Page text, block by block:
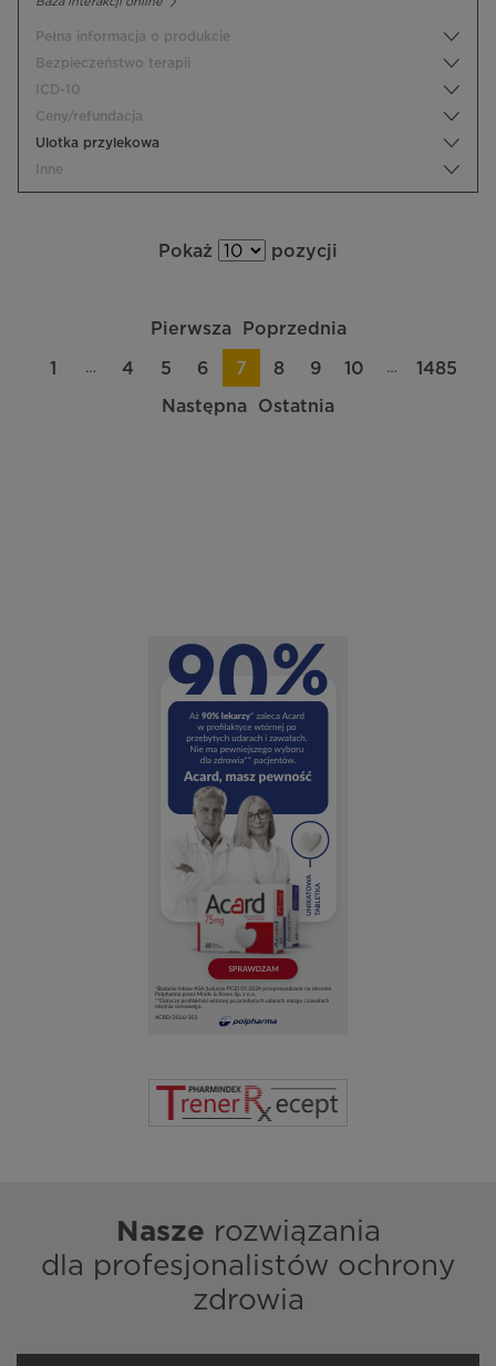
Pełna informacja o produkcie
Bezpieczeństwo terapii
ICD-10
Ceny/refundacja
Ulotka przylekowa
Inne
Pokaż pozycji
Pierwsza Poprzednia
1 … 4 5 6 7 8 9 10 … 1485
Następna Ostatnia
Nasze rozwiązania
dla profesjonalistów ochrony
zdrowia